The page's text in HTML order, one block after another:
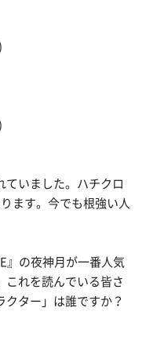
ていました。ハチクロ
ます。今でも根強い人
』の夜神月が一番人気
これを読んでいる皆さ
クター」は誰ですか？